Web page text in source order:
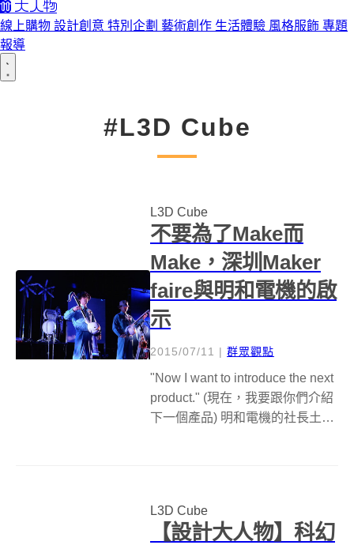
線上購物 設計創意 特別企劃 藝術創作 生活體驗 風格服飾 專題
報導
#L3D Cube
L3D Cube
不要為了Make而
Make，深圳Maker
faire與明和電機的啟
示
2015/07/11 | 群眾觀點
"Now I want to introduce the next
product." (現在，我要跟你們介紹
下一個產品) 明和電機的社長土佐
L3D Cube
【設計大人物】科幻